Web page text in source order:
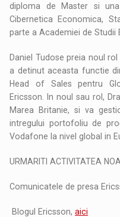
diploma de Master si
Cibernetica Economica,
parte a Academiei de Studii
Daniel Tudose preia noul
a detinut aceasta functie
Head of Sales pentru
Ericsson. In noul sau rol,
Marea Britanie, si va
intregului portofoliu de
Vodafone la nivel global in
URMARITI ACTIVITATEA
Comunicatele de presa
Blogul Ericsson,aici